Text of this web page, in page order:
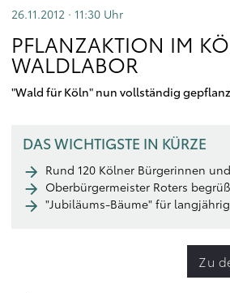
26.11.2012 · 11:30 Uhr
PFLANZAKTION IM
WALDLABOR
"Wald für Köln" nun vollständig
DAS WICHTIGSTE IN KÜRZE
Rund 120 Kölner Bürgerinnen
Oberbürgermeister Roters
"Jubiläums-Bäume" für